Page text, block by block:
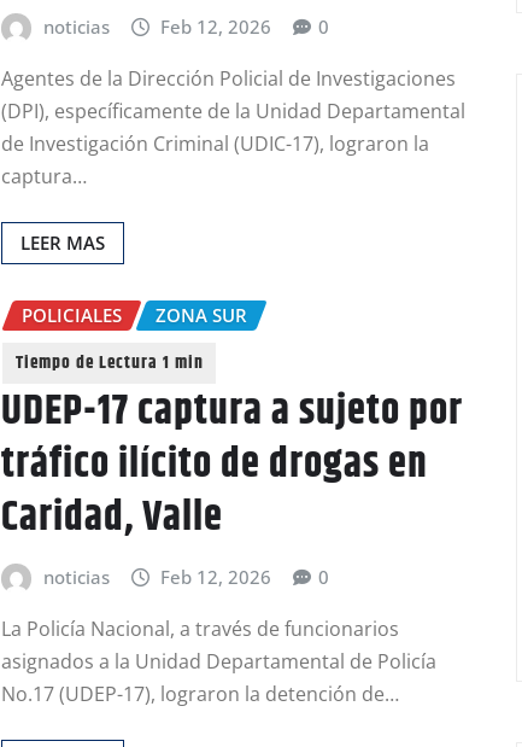
noticias Feb 12, 2026 0
Agentes de la Dirección Policial de Investigaciones
(DPI), específicamente de la Unidad Departamental
de Investigación Criminal (UDIC-17), lograron la
captura…
LEER MAS
POLICIALES ZONA SUR
UDEP-17 captura a sujeto por
tráfico ilícito de drogas en
Caridad, Valle
noticias Feb 12, 2026 0
La Policía Nacional, a través de funcionarios
asignados a la Unidad Departamental de Policía
No.17 (UDEP-17), lograron la detención de…